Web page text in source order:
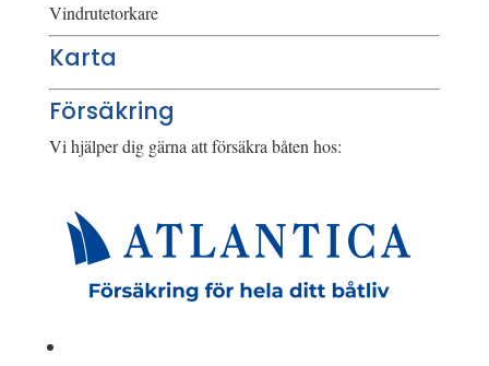
Vindrutetorkare
Karta
Försäkring
Vi hjälper dig gärna att försäkra båten hos: